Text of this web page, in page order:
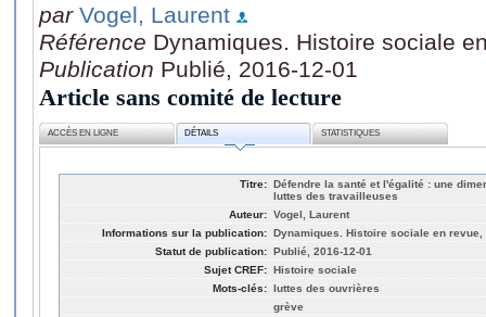
par Vogel, Laurent
Référence Dynamiques. Histoire sociale
Publication Publié, 2016-12-01
Article sans comité de lecture
ACCÈS EN LIGNE DÉTAILS STATISTIQUES
Titre: Défendre la santé et l'égalité : une
luttes des travailleuses
Auteur: Vogel, Laurent
Informations sur la publication: Dynamiques. Histoire sociale en revue,
Statut de publication: Publié, 2016-12-01
Sujet CREF: Histoire sociale
Mots-clés: luttes des ouvrières
grève